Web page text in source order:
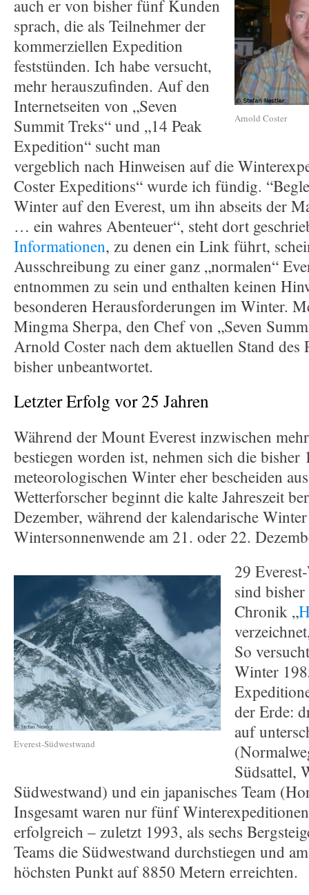
Arnold Coster
auch er von bisher fünf Kunden
sprach, die als Teilnehmer der
kommerziellen Expedition
feststünden. Ich habe versucht,
mehr herauszufinden. Auf den
Internetseiten von „Seven
Summit Treks“ und „14 Peak
Expedition“ sucht man
vergeblich nach Hinweisen auf die
Coster Expeditions“ wurde ich fündig.
Winter auf den Everest, um ihn abseits der
… ein wahres Abenteuer“, steht dort
Informationen, zu denen ein Link führt,
Ausschreibung zu einer ganz „normalen“
entnommen zu sein und enthalten keinen
besonderen Herausforderungen im Winter.
Mingma Sherpa, den Chef von „Seven
Arnold Coster nach dem aktuellen Stand des
bisher unbeantwortet.
Letzter Erfolg vor 25 Jahren
Während der Mount Everest inzwischen
bestiegen worden ist, nehmen sich die
meteorologischen Winter eher bescheiden
Wetterforscher beginnt die kalte Jahreszeit
Dezember, während der kalendarische
Wintersonnenwende am 21. oder 22.
Everest-Südwestwand
29
sind
Chronik „
So
Winter
der Erde:
auf
Südsattel,
Südwestwand) und ein japanisches Team
Insgesamt waren nur fünf
erfolgreich – zuletzt 1993, als sechs
Teams die Südwestwand durchstiegen und
höchsten Punkt auf 8850 Metern erreichten.